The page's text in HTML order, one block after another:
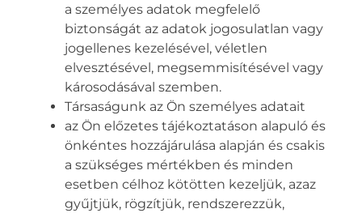
a személyes adatok megfelelő
biztonságát az adatok jogosulatlan vagy
jogellenes kezelésével, véletlen
elvesztésével, megsemmisítésével vagy
károsodásával szemben.
Társaságunk az Ön személyes adatait
az Ön előzetes tájékoztatáson alapuló és
önkéntes hozzájárulása alapján és csakis
a szükséges mértékben és minden
esetben célhoz kötötten kezeljük, azaz
gyűjtjük, rögzítjük, rendszerezzük,